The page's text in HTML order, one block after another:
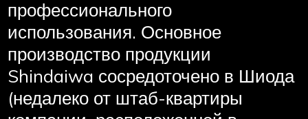
профессионального
использования. Основное
производство продукции
Shindaiwa сосредоточено в Шиода
(недалеко от штаб-квартиры